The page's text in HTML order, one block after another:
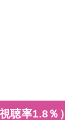
聴率1.8％）